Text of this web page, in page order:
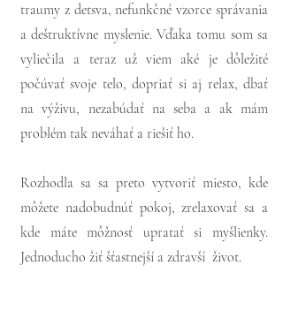
traumy z detsva, nefunkčné vzorce správania
a deštruktívne myslenie. Vďaka tomu som sa
vyliečila a teraz už viem aké je dôležité
počúvať svoje telo, dopriať si aj relax, dbať
na výživu, nezabúdať na seba a ak mám
problém tak neváhať a riešiť ho.
Rozhodla sa sa preto vytvoriť miesto, kde
môžete nadobudnúť pokoj, zrelaxovať sa a
kde máte môžnosť upratať si myšlienky.
Jednoducho žiť šťastnejší a zdravší život.